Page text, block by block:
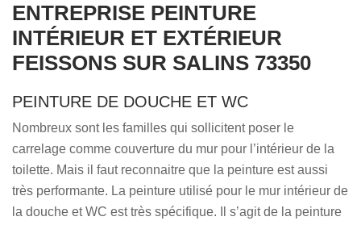
ENTREPRISE PEINTURE
INTÉRIEUR ET EXTÉRIEUR
FEISSONS SUR SALINS 73350
PEINTURE DE DOUCHE ET WC
Nombreux sont les familles qui sollicitent poser le
carrelage comme couverture du mur pour l’intérieur de la
toilette. Mais il faut reconnaitre que la peinture est aussi
très performante. La peinture utilisé pour le mur intérieur de
la douche et WC est très spécifique. Il s’agit de la peinture